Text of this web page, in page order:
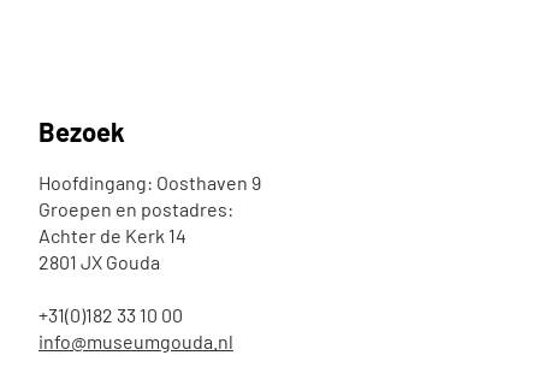
Bezoek
Hoofdingang: Oosthaven 9
Groepen en postadres:
Achter de Kerk 14
2801 JX Gouda
+31(0)182 33 10 00
info@museumgouda.nl